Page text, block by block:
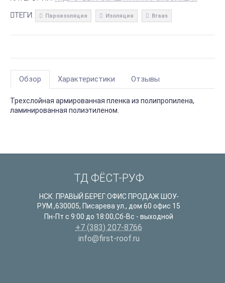
ТЕГИ: Пароизоляция Изоляция Braas
Обзор Характеристики Отзывы
Трехслойная армированная пленка из полипропилена,
ламинированная полиэтиленом.
ТД ФЁСТ-РУФ
НСК. ПРАВЫЙ БЕРЕГ:ОФИС ПРОДАЖ ШОУ-
РУМ.,630005, Писарева ул., дом 60 офис 15
Пн-Пт с 9:00 до 18:00,Сб-Вс - выходной
+7 (383) 207-8766
info@first-roof.ru